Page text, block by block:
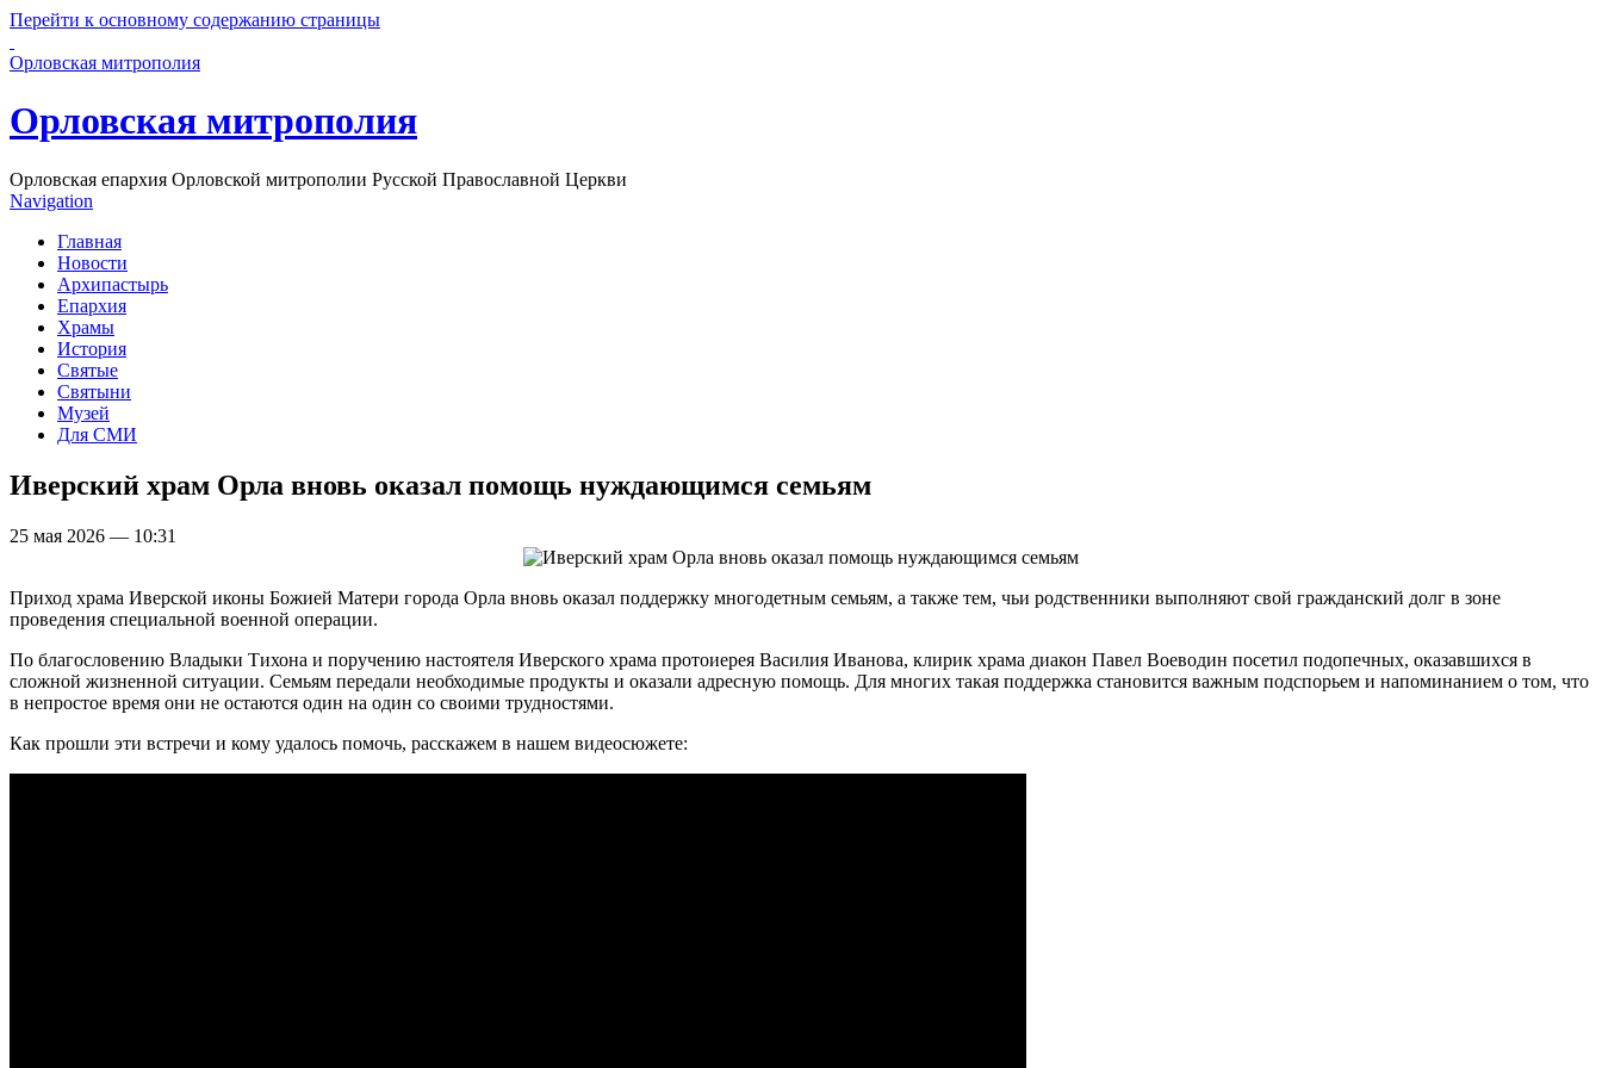
Перейти к основному содержанию страницы
Орловская митрополия
Орловская митрополия
Орловская епархия Орловской митрополии Русской Православной Церкви
Navigation
Главная
Новости
Архипастырь
Епархия
Храмы
История
Святые
Святыни
Музей
Для СМИ
Иверский храм Орла вновь оказал помощь нуждающимся семьям
25 мая 2026 — 10:31
Приход храма Иверской иконы Божией Матери города Орла вновь оказал поддержку многодетным семьям, а также тем, чьи родственники выполняют свой гражданский долг в зоне
проведения специальной военной операции.
По благословению Владыки Тихона и поручению настоятеля Иверского храма протоиерея Василия Иванова, клирик храма диакон Павел Воеводин посетил подопечных, оказавшихся в
сложной жизненной ситуации. Семьям передали необходимые продукты и оказали адресную помощь. Для многих такая поддержка становится важным подспорьем и напоминанием о том, что
в непростое время они не остаются один на один со своими трудностями.
Как прошли эти встречи и кому удалось помочь, расскажем в нашем видеосюжете: